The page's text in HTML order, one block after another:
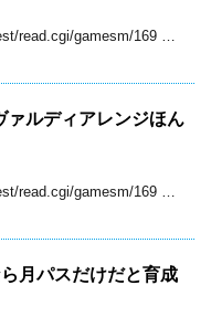
read.cgi/gamesm/169 …
ァルディアレンジほん
read.cgi/gamesm/169 …
月パスだけだと育成